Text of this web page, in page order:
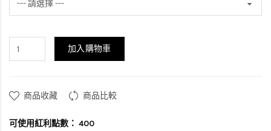
加入購物車
商品收藏 商品比較
可使用紅利點數： 400